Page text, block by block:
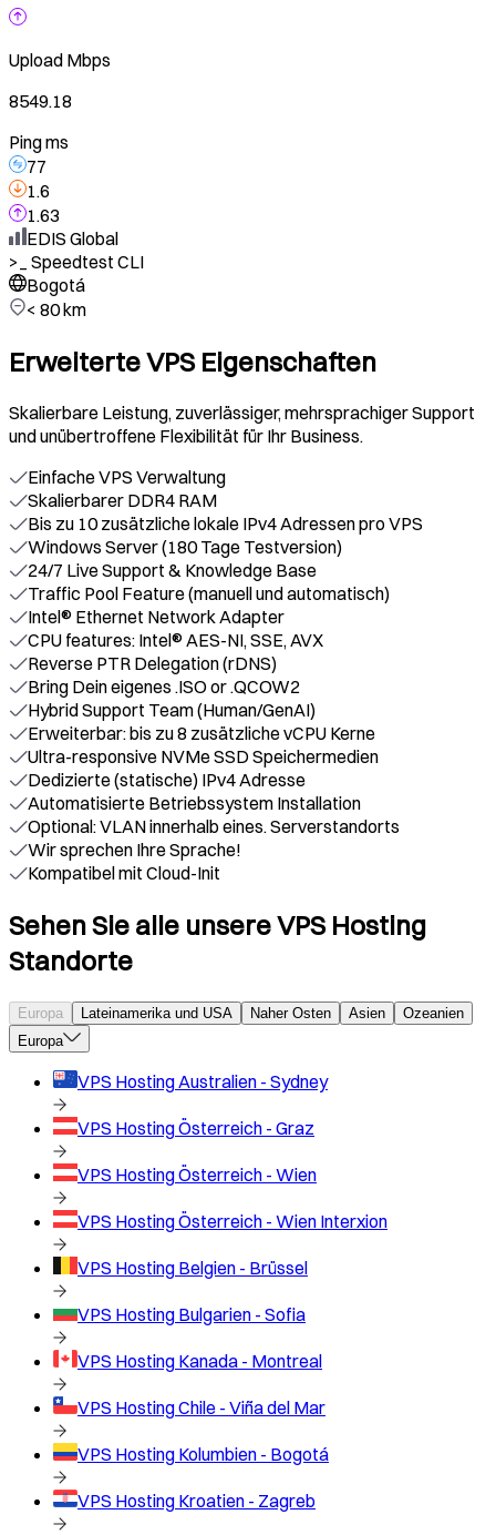
Upload Mbps
8549.18
Ping ms
77
1.6
1.63
EDIS Global
>_ Speedtest CLI
Bogotá
< 80 km
Erweiterte VPS Eigenschaften
Skalierbare Leistung, zuverlässiger, mehrsprachiger Support
und unübertroffene Flexibilität für Ihr Business.
Einfache VPS Verwaltung
Skalierbarer DDR4 RAM
Bis zu 10 zusätzliche lokale IPv4 Adressen pro VPS
Windows Server (180 Tage Testversion)
24/7 Live Support & Knowledge Base
Traffic Pool Feature (manuell und automatisch)
Intel® Ethernet Network Adapter
CPU features: Intel® AES-NI, SSE, AVX
Reverse PTR Delegation (rDNS)
Bring Dein eigenes .ISO or .QCOW2
Hybrid Support Team (Human/GenAI)
Erweiterbar: bis zu 8 zusätzliche vCPU Kerne
Ultra-responsive NVMe SSD Speichermedien
Dedizierte (statische) IPv4 Adresse
Automatisierte Betriebssystem Installation
Optional: VLAN innerhalb eines. Serverstandorts
Wir sprechen Ihre Sprache!
Kompatibel mit Cloud-Init
Sehen Sie alle unsere VPS Hosting
Standorte
Europa Lateinamerika und USA Naher Osten Asien
Ozeanien
Europa
VPS HostingAustralien - Sydney
VPS HostingÖsterreich - Graz
VPS HostingÖsterreich - Wien
VPS HostingÖsterreich - Wien Interxion
VPS Hosting Belgien - Brüssel
VPS Hosting Bulgarien - Sofia
VPS Hosting Kanada - Montreal
VPS HostingChile - Viña del Mar
VPS Hosting Kolumbien - Bogotá
VPS Hosting Kroatien - Zagreb